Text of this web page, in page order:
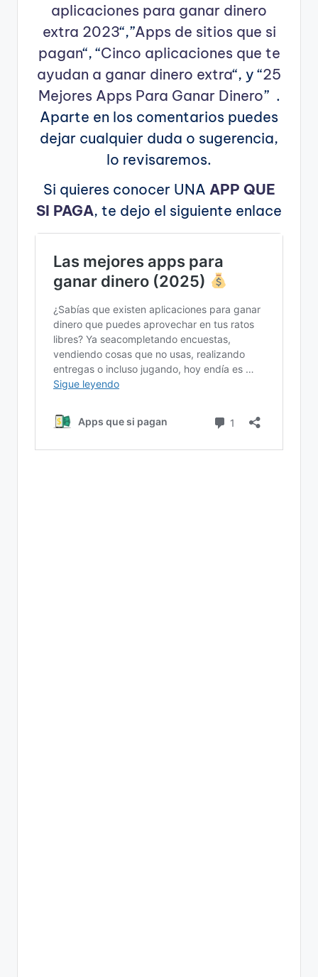
aplicaciones para ganar dinero
extra 2023“,”Apps de sitios que si
pagan“, “Cinco aplicaciones que te
ayudan a ganar dinero extra“, y “25
Mejores Apps Para Ganar Dinero” .
Aparte en los comentarios puedes
dejar cualquier duda o sugerencia,
lo revisaremos.
Si quieres conocer UNA APP QUE
SI PAGA, te dejo el siguiente enlace